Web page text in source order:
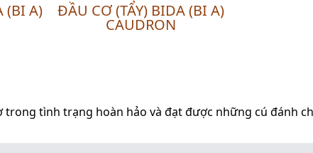
(BI A) ĐẦU CƠ (TẨY) BIDA (BI A)
CAUDRON
trong tình trạng hoàn hảo và đạt được những cú đánh